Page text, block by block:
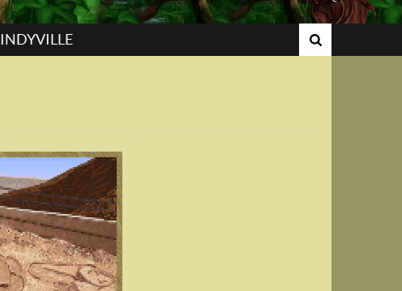
INDYVILLE